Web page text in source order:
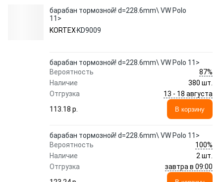
барабан тормозной! d=228.6mm\ VW Polo
11>
KORTEX KD9009
барабан тормозной! d=228.6mm\ VW Polo 11>
Вероятность
87%
Наличие
380 шт.
Отгрузка
13 - 18 августа
113.18 p.
В корзину
барабан тормозной! d=228.6mm\ VW Polo 11>
Вероятность
100%
Наличие
2 шт.
Отгрузка
завтра в 09:00